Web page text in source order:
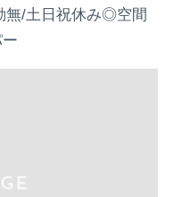
無/土日祝休み◎空間